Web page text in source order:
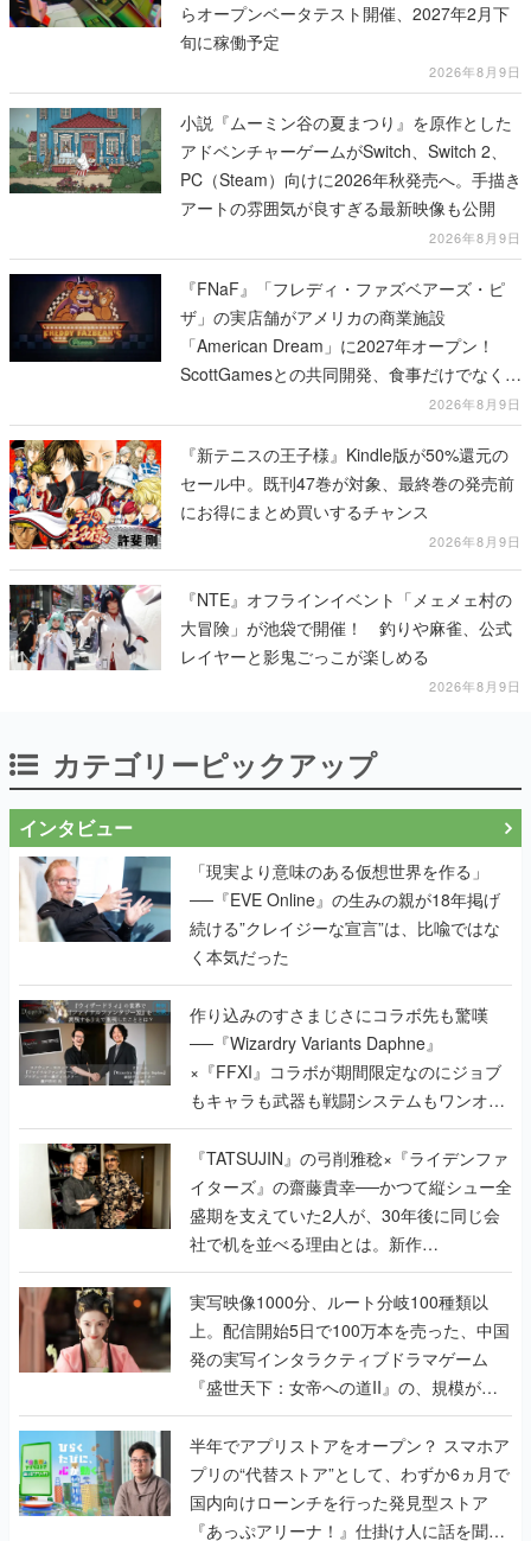
らオープンベータテスト開催、2027年2月下
旬に稼働予定
2026年8月9日
小説『ムーミン谷の夏まつり』を原作とした
アドベンチャーゲームがSwitch、Switch 2、
PC（Steam）向けに2026年秋発売へ。手描き
アートの雰囲気が良すぎる最新映像も公開
2026年8月9日
『FNaF』「フレディ・ファズベアーズ・ピ
ザ」の実店舗がアメリカの商業施設
「American Dream」に2027年オープン！
ScottGamesとの共同開発、食事だけでなくス
テージショーや没入型のホラー体験も楽しめ
る
2026年8月9日
『新テニスの王子様』Kindle版が50%還元の
セール中。既刊47巻が対象、最終巻の発売前
にお得にまとめ買いするチャンス
2026年8月9日
『NTE』オフラインイベント「メェメェ村の
大冒険」が池袋で開催！ 釣りや麻雀、公式
レイヤーと影鬼ごっこが楽しめる
2026年8月9日
カテゴリーピックアップ
インタビュー
「現実より意味のある仮想世界を作る」
──『EVE Online』の生みの親が18年掲げ
続ける”クレイジーな宣言”は、比喩ではな
く本気だった
作り込みのすさまじさにコラボ先も驚嘆
──『Wizardry Variants Daphne』
×『FFXI』コラボが期間限定なのにジョブ
もキャラも武器も戦闘システムもワンオフ
で作り込まれた理由を両ディレクターに聞
く
『TATSUJIN』の弓削雅稔×『ライデンファ
イターズ』の齋藤貴幸──かつて縦シュー全
盛期を支えていた2人が、30年後に同じ会
社で机を並べる理由とは。新作
『TATSUJIN EXTREME』で初タッグを組
んだレジェンド2人に訊く開発秘話
実写映像1000分、ルート分岐100種類以
上。配信開始5日で100万本を売った、中国
発の実写インタラクティブドラマゲーム
『盛世天下：女帝への道II』の、規模が違
うこだわりをプロデューサーに聞いた
半年でアプリストアをオープン？ スマホア
プリの“代替ストア”として、わずか6ヵ月で
国内向けローンチを行った発見型ストア
『あっぷアリーナ！』仕掛け人に話を聞い